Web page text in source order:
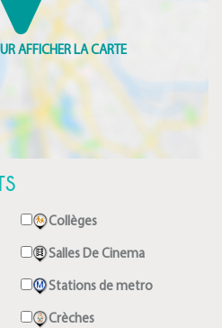
Collèges
Salles De Cinema
Stations de metro
Crèches